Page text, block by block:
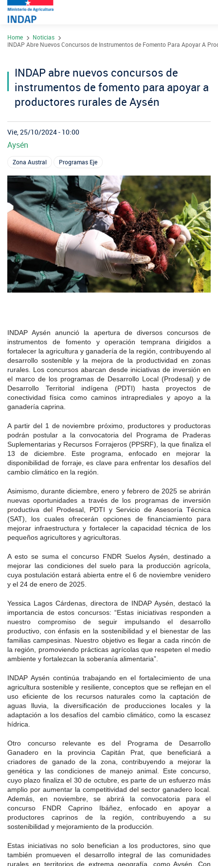
Contacto
Ley del Lobby
Sistema de Integridad
Sobre INDAP
¿Qué es INDAP?
Sea usuario INDAP
Gestión y Presupuesto
Consultores de Riego
Registro nacional SIRSD-S
Nómina consultores de Riego
Registro Ley 19.862
Indicadores de Gestión
Trabaje en INDAP
Nuestros Programas
Programa Desarrollo Territorial Indígena
Programa de Asociatividad Económica
Sustentabilidad de los suelos SIRSD-S
Programa Desarrollo Inversiones - PDI
Programa desarrollo local - Prodesal
Servicio de Asesoría Técnica - SAT
Crédito Corto Plazo
Ver todos los Programas
Concursos de Fomento
Acciones INDAP
Red Tiendas Mundo Rural
Sello Manos Campesinas
Mercado Campesinos
Expomundorural
Turismo Rural
Sitios Regionales
Arica y Parinacota
Tarapacá
Antofagasta
Atacama
Valparaíso
Metropolitana
O'Higgins
Maule
Ñuble
Araucanía
Los Ríos
Los Lagos
Aysén
Sala de Prensa
Noticias
Videos
Podcast
Biblioteca
Contacto de Prensa
Suscríbase a nuestras noticias
Videos
Podcast
Fotografía
Biblioteca
Nuestras Redes sociales
INDAP Agustinas 1465, Santiago de Chile
Home
Noticias
INDAP Abre Nuevos Concursos de Instrumentos de Fomento Para Apoyar A
INDAP abre nuevos concursos de
instrumentos de fomento para apoyar a
productores rurales de Aysén
Vie, 25/10/2024 - 10:00
Aysén
Zona Austral Programas Eje
INDAP Aysén anunció la apertura de diversos concursos de
instrumentos de fomento y operación temprana dirigidos a
fortalecer la agricultura y ganadería de la región, contribuyendo al
desarrollo sostenible y la mejora de la productividad en zonas
rurales. Los concursos abarcan desde iniciativas de inversión en
el marco de los programas de Desarrollo Local (Prodesal) y de
Desarrollo Territorial indígena (PDTI) hasta proyectos de
conectividad física como caminos intraprediales y apoyo a la
ganadería caprina.
A partir del 1 de noviembre próximo, productores y productoras
podrán postular a la convocatoria del Programa de Praderas
Suplementarias y Recursos Forrajeros (PPSRF), la que finaliza el
13 de diciembre. Este programa, enfocado en mejorar la
disponibilidad de forraje, es clave para enfrentar los desafíos del
cambio climático en la región.
Asimismo, durante diciembre, enero y febrero de 2025 se abrirán
nuevas oportunidades a través de los programas de inversión
productiva del Prodesal, PDTI y Servicio de Asesoría Técnica
(SAT), los cuales ofrecerán opciones de financiamiento para
mejorar infraestructura y fortalecer la capacidad técnica de los
pequeños agricultores y agricultoras.
A esto se suma el concurso FNDR Suelos Aysén, destinado a
mejorar las condiciones del suelo para la producción agrícola,
cuya postulación estará abierta entre el 6 de noviembre venidero
y el 24 de enero de 2025.
Yessica Lagos Cárdenas, directora de INDAP Aysén, destacó la
importancia de estos concursos: “Estas iniciativas responden a
nuestro compromiso de seguir impulsando el desarrollo
productivo, con énfasis en la sostenibilidad y el bienestar de las
familias campesinas. Nuestro objetivo es llegar a cada rincón de
la región, promoviendo prácticas agrícolas que respeten el medio
ambiente y fortalezcan la soberanía alimentaria”.
INDAP Aysén continúa trabajando en el fortalecimiento de una
agricultura sostenible y resiliente, conceptos que se reflejan en el
uso eficiente de los recursos naturales como la captación de
aguas lluvia, la diversificación de producciones locales y la
adaptación a los desafíos del cambio climático, como la escasez
hídrica.
Otro concurso relevante es del Programa de Desarrollo
Ganadero en la provincia Capitán Prat, que beneficiará a
criadores de ganado de la zona, contribuyendo a mejorar la
genética y las condiciones de manejo animal. Este concurso,
cuyo plazo finaliza el 30 de octubre, es parte de un esfuerzo más
amplio por aumentar la competitividad del sector ganadero local.
Además, en noviembre, se abrirá la convocatoria para el
concurso FNDR Caprino Ibáñez, enfocado en apoyar a
productores caprinos de la región, contribuyendo a su
sostenibilidad y mejoramiento de la producción.
Estas iniciativas no solo benefician a los productores, sino que
también promueven el desarrollo integral de las comunidades
rurales en territorios de extrema geografía, como Aysén. Con